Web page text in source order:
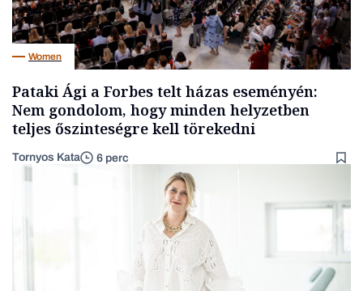
Women
Pataki Ági a Forbes telt házas eseményén:
Nem gondolom, hogy minden helyzetben
teljes őszinteségre kell törekedni
Tornyos Kata 6 perc